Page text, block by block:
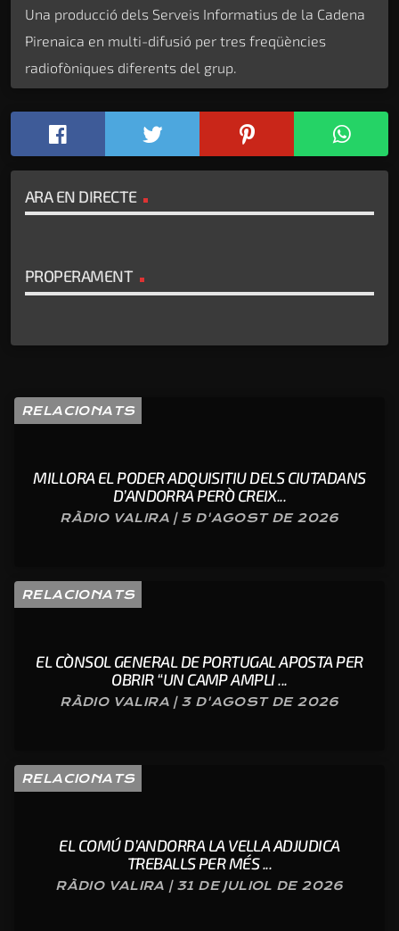
Una producció dels Serveis Informatius de la Cadena
Pirenaica en multi-difusió per tres freqüències
radiofòniques diferents del grup.
ARA EN DIRECTE
PROPERAMENT
RELACIONATS
MILLORA EL PODER ADQUISITIU DELS CIUTADANS
D’ANDORRA PERÒ CREIX...
RÀDIO VALIRA | 5 D'AGOST DE 2026
RELACIONATS
EL CÒNSOL GENERAL DE PORTUGAL APOSTA PER
OBRIR “UN CAMP AMPLI ...
RÀDIO VALIRA | 3 D'AGOST DE 2026
RELACIONATS
EL COMÚ D’ANDORRA LA VELLA ADJUDICA
TREBALLS PER MÉS ...
RÀDIO VALIRA | 31 DE JULIOL DE 2026